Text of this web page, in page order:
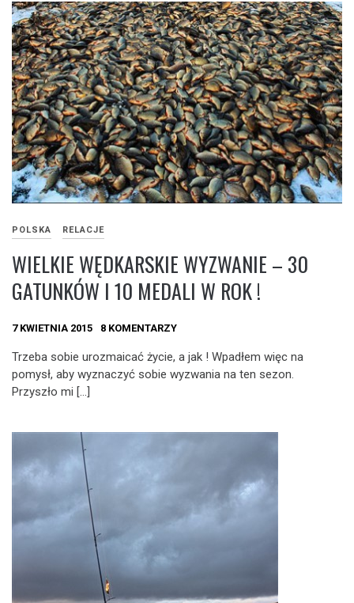
POLSKA RELACJE
WIELKIE WĘDKARSKIE WYZWANIE – 30
GATUNKÓW I 10 MEDALI W ROK !
7 KWIETNIA 2015 8 KOMENTARZY
Trzeba sobie urozmaicać życie, a jak ! Wpadłem więc na
pomysł, aby wyznaczyć sobie wyzwania na ten sezon.
Przyszło mi […]